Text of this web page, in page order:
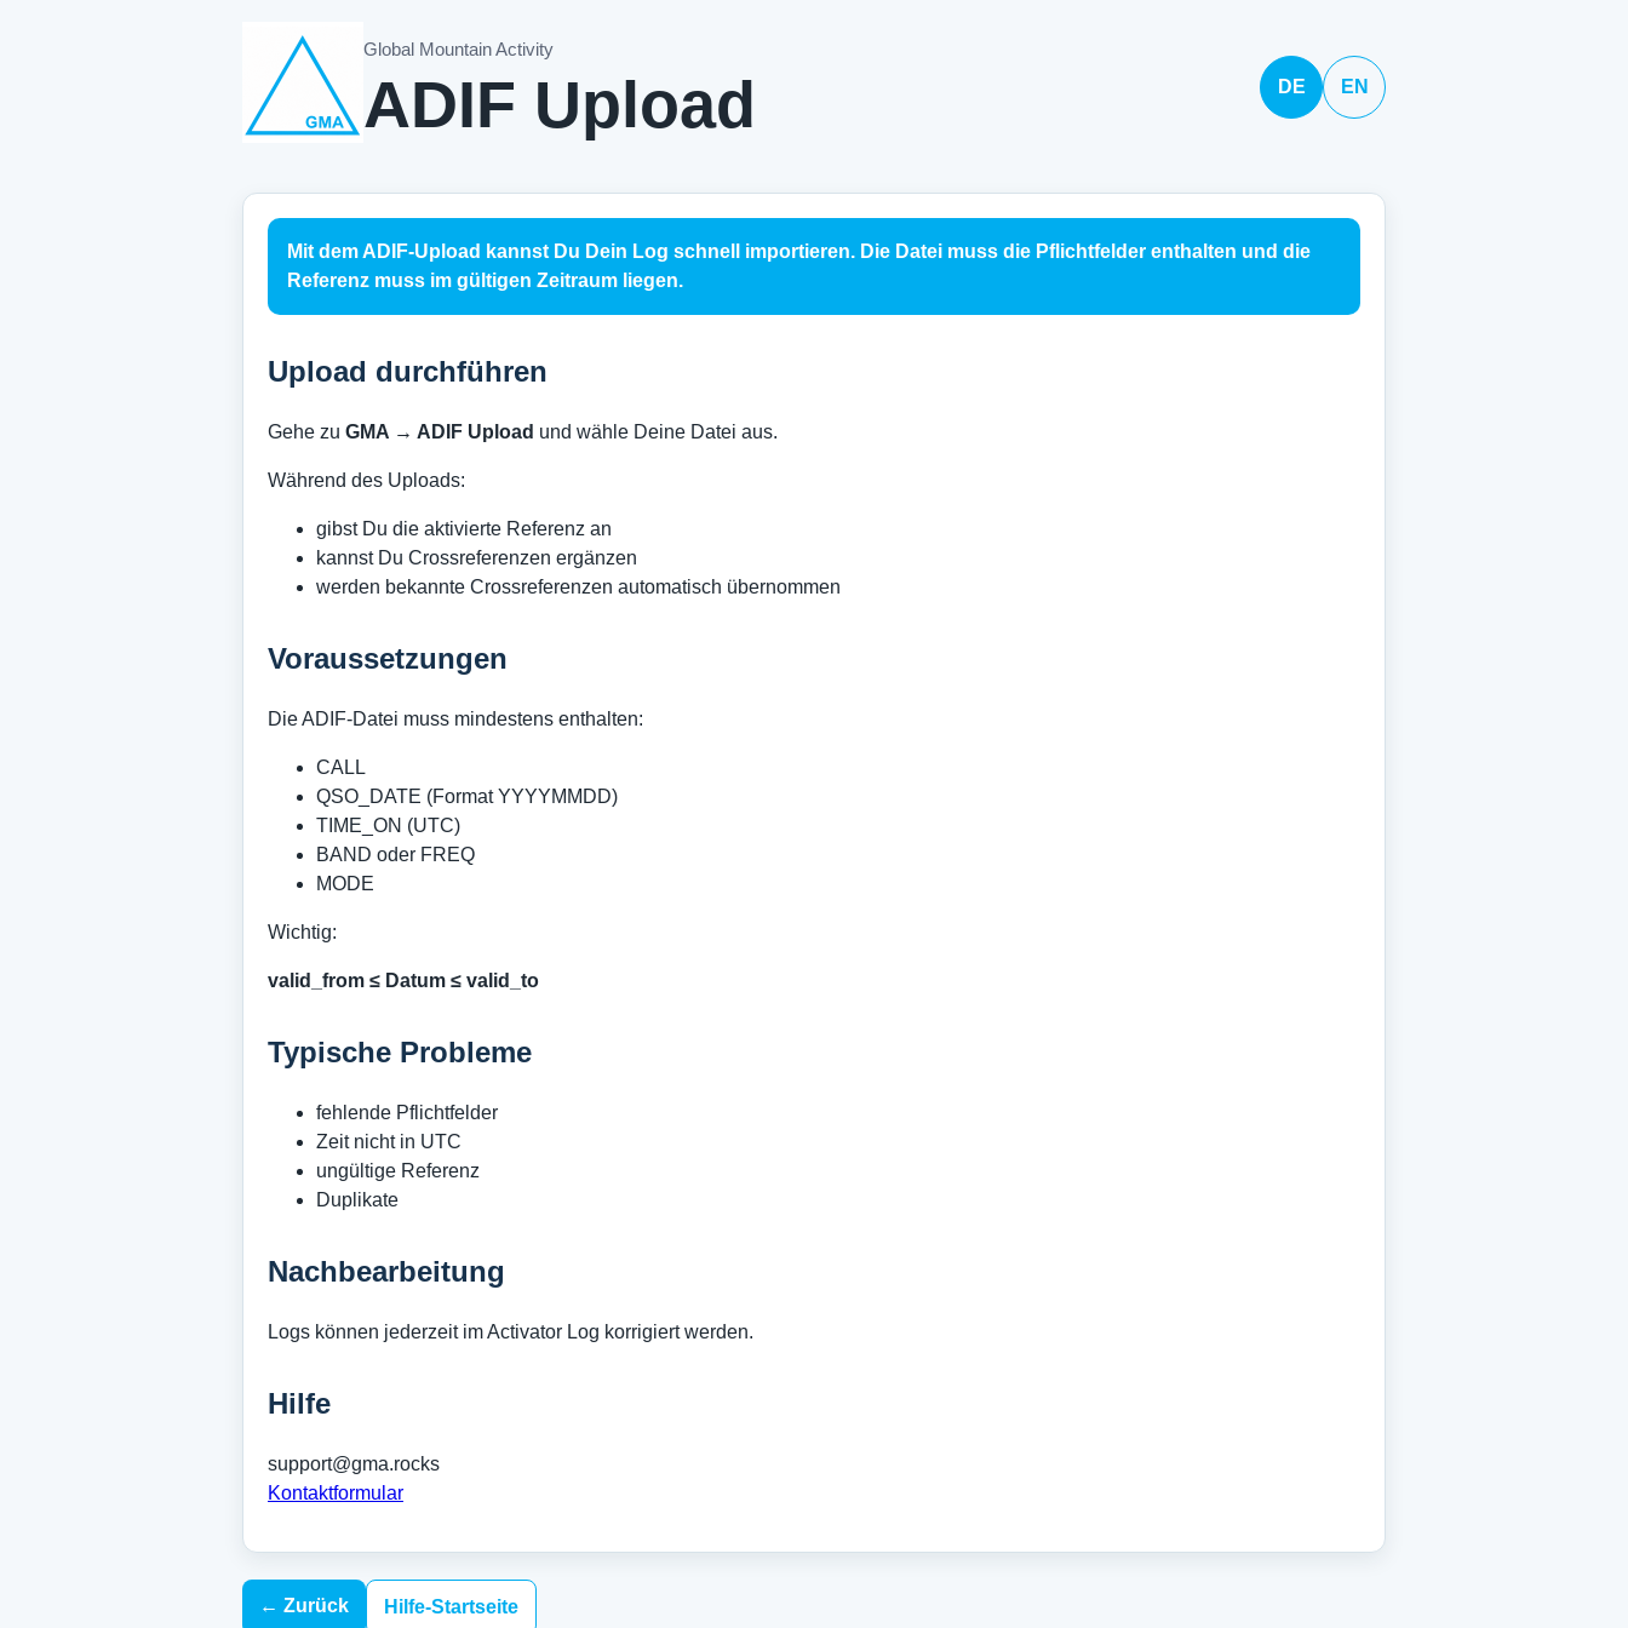
Global Mountain Activity
ADIF Upload DE EN
Mit dem ADIF-Upload kannst Du Dein Log schnell importieren. Die Datei muss die Pflichtfelder enthalten und die
Referenz muss im gültigen Zeitraum liegen.
Upload durchführen
Gehe zu GMA → ADIF Upload und wähle Deine Datei aus.
Während des Uploads:
gibst Du die aktivierte Referenz an
kannst Du Crossreferenzen ergänzen
werden bekannte Crossreferenzen automatisch übernommen
Voraussetzungen
Die ADIF-Datei muss mindestens enthalten:
CALL
QSO_DATE (Format YYYYMMDD)
TIME_ON (UTC)
BAND oder FREQ
MODE
Wichtig:
valid_from ≤ Datum ≤ valid_to
Typische Probleme
fehlende Pflichtfelder
Zeit nicht in UTC
ungültige Referenz
Duplikate
Nachbearbeitung
Logs können jederzeit im Activator Log korrigiert werden.
Hilfe
support@gma.rocks
Kontaktformular
← Zurück Hilfe-Startseite